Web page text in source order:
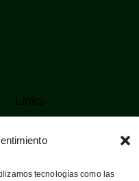
tecnologías como las
Links
Servicios